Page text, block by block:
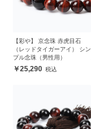
【彩や】 京念珠 赤虎目石
（レッドタイガーアイ） シン
プル念珠（男性用）
25,290